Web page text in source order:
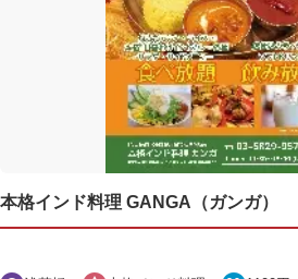
本格インド料理 GANGA（ガンガ）